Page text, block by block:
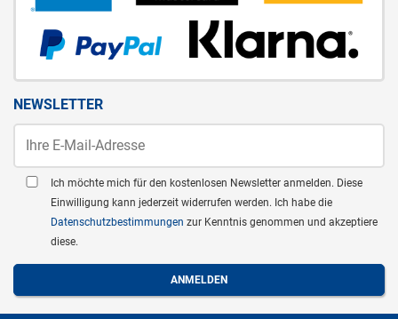
NEWSLETTER
Ich möchte mich für den kostenlosen Newsletter anmelden. Diese
Einwilligung kann jederzeit widerrufen werden. Ich habe die
Datenschutzbestimmungen zur Kenntnis genommen und akzeptiere
diese.